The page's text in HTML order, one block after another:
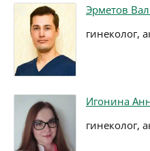
Эрметов
гинеколог,
Игонина
гинеколог,